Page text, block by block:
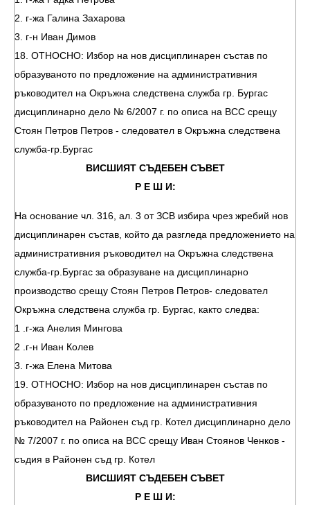
2. г-жа Галина Захарова
3. г-н Иван Димов
18. ОТНОСНО: Избор на нов дисциплинарен състав по
образуваното по предложение на административния
ръководител на Окръжна следствена служба гр. Бургас
дисциплинарно дело № 6/2007 г. по описа на ВСС срещу
Стоян Петров Петров - следовател в Окръжна следствена
служба-гр.Бургас
ВИСШИЯТ СЪДЕБЕН СЪВЕТ
Р Е Ш И:
На основание чл. 316, ал. 3 от ЗСВ избира чрез жребий нов
дисциплинарен състав, който да разгледа предложението на
административния ръководител на Окръжна следствена
служба-гр.Бургас за образуване на дисциплинарно
производство срещу Стоян Петров Петров- следовател
Окръжна следствена служба гр. Бургас, както следва:
1 .г-жа Анелия Мингова
2 .г-н Иван Колев
3. г-жа Елена Митова
19. ОТНОСНО: Избор на нов дисциплинарен състав по
образуваното по предложение на административния
ръководител на Районен съд гр. Котел дисциплинарно дело
№ 7/2007 г. по описа на ВСС срещу Иван Стоянов Ченков -
съдия в Районен съд гр. Котел
ВИСШИЯТ СЪДЕБЕН СЪВЕТ
Р Е Ш И: